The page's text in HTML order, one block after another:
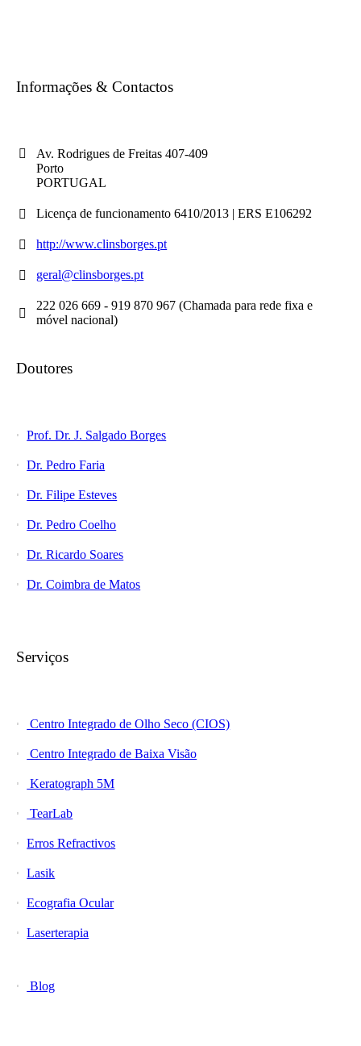
Informações & Contactos
Av. Rodrigues de Freitas 407-409
Porto
PORTUGAL
Licença de funcionamento 6410/2013 | ERS E106292
http://www.clinsborges.pt
geral@clinsborges.pt
222 026 669 - 919 870 967 (Chamada para rede fixa e
móvel nacional)
Doutores
Prof. Dr. J. Salgado Borges
Dr. Pedro Faria
Dr. Filipe Esteves
Dr. Pedro Coelho
Dr. Ricardo Soares
Dr. Coimbra de Matos
Serviços
Centro Integrado de Olho Seco (CIOS)
Centro Integrado de Baixa Visão
Keratograph 5M
TearLab
Erros Refractivos
Lasik
Ecografia Ocular
Laserterapia
Blog